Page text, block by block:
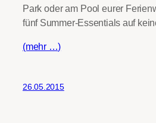
Park oder am Pool eurer
fünf Summer-Essentials auf
(mehr …)
26.05.2015